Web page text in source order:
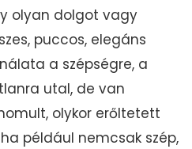
olyan dolgot vagy
puccos, elegáns
a szépségre, a
utal, de van
olykor erőltetett
például nemcsak szép,